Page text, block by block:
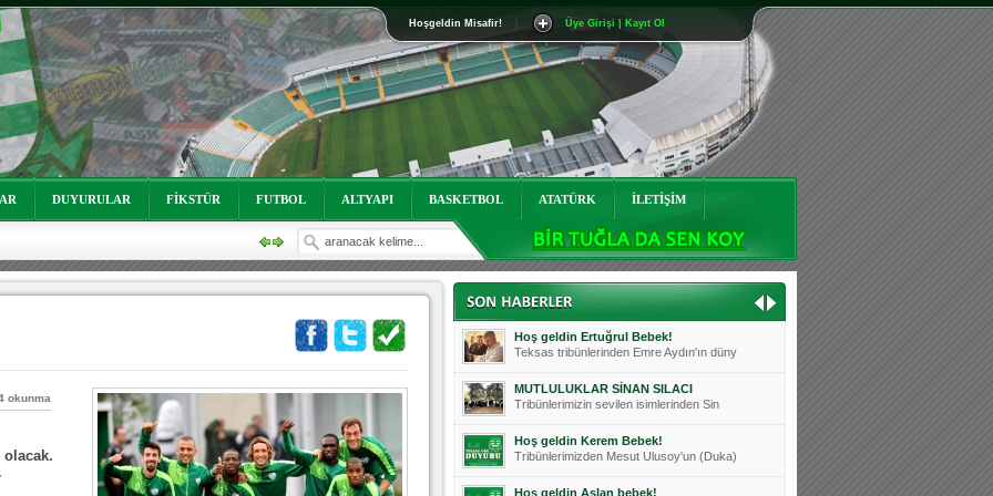
Hoşgeldin Misafir! Üye Girişi | Kayıt Ol
DUYURULAR FİKSTÜR FUTBOL ALTYAPI BASKETBOL ATATÜRK İLETİŞİM
okunma
olacak.
Mutluluklar Ceyhun Tetik
Teksas tribünlerinin sevilen isimlerinde
Bursasporumuzun önü açılsın is
Teksaslı Bursasporlular Derneği Başkanı
Hoş geldin Alaz Bebek!
Teksas.org sistem yöneticisi, ekibimizin
Hoş geldin Göktuğ Bebek!
Teksas.org ekibimizden ve tribünlerimizi
Hoş geldin Kadir Kağan Bebek!
Teksas tribünlerinden Basri İleri'nin dü
Hoş geldin Ertuğrul Bebek!
Teksas tribünlerinden Emre Aydın'ın düny
MUTLULUKLAR SİNAN SILACI
Tribünlerimizin sevilen isimlerinden Sin
Hoş geldin Kerem Bebek!
Tribünlerimizden Mesut Ulusoy'un (Duka)
Hoş geldin Aslan bebek!